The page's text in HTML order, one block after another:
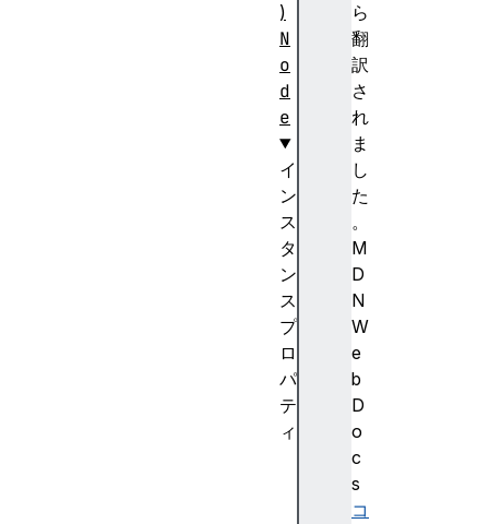
ら
翻
訳
さ
れ
ま
し
た
。
M
D
N
W
e
b
D
o
c
s
コ
)
N
o
d
e
イ
ン
ス
タ
ン
ス
プ
ロ
パ
テ
ィ